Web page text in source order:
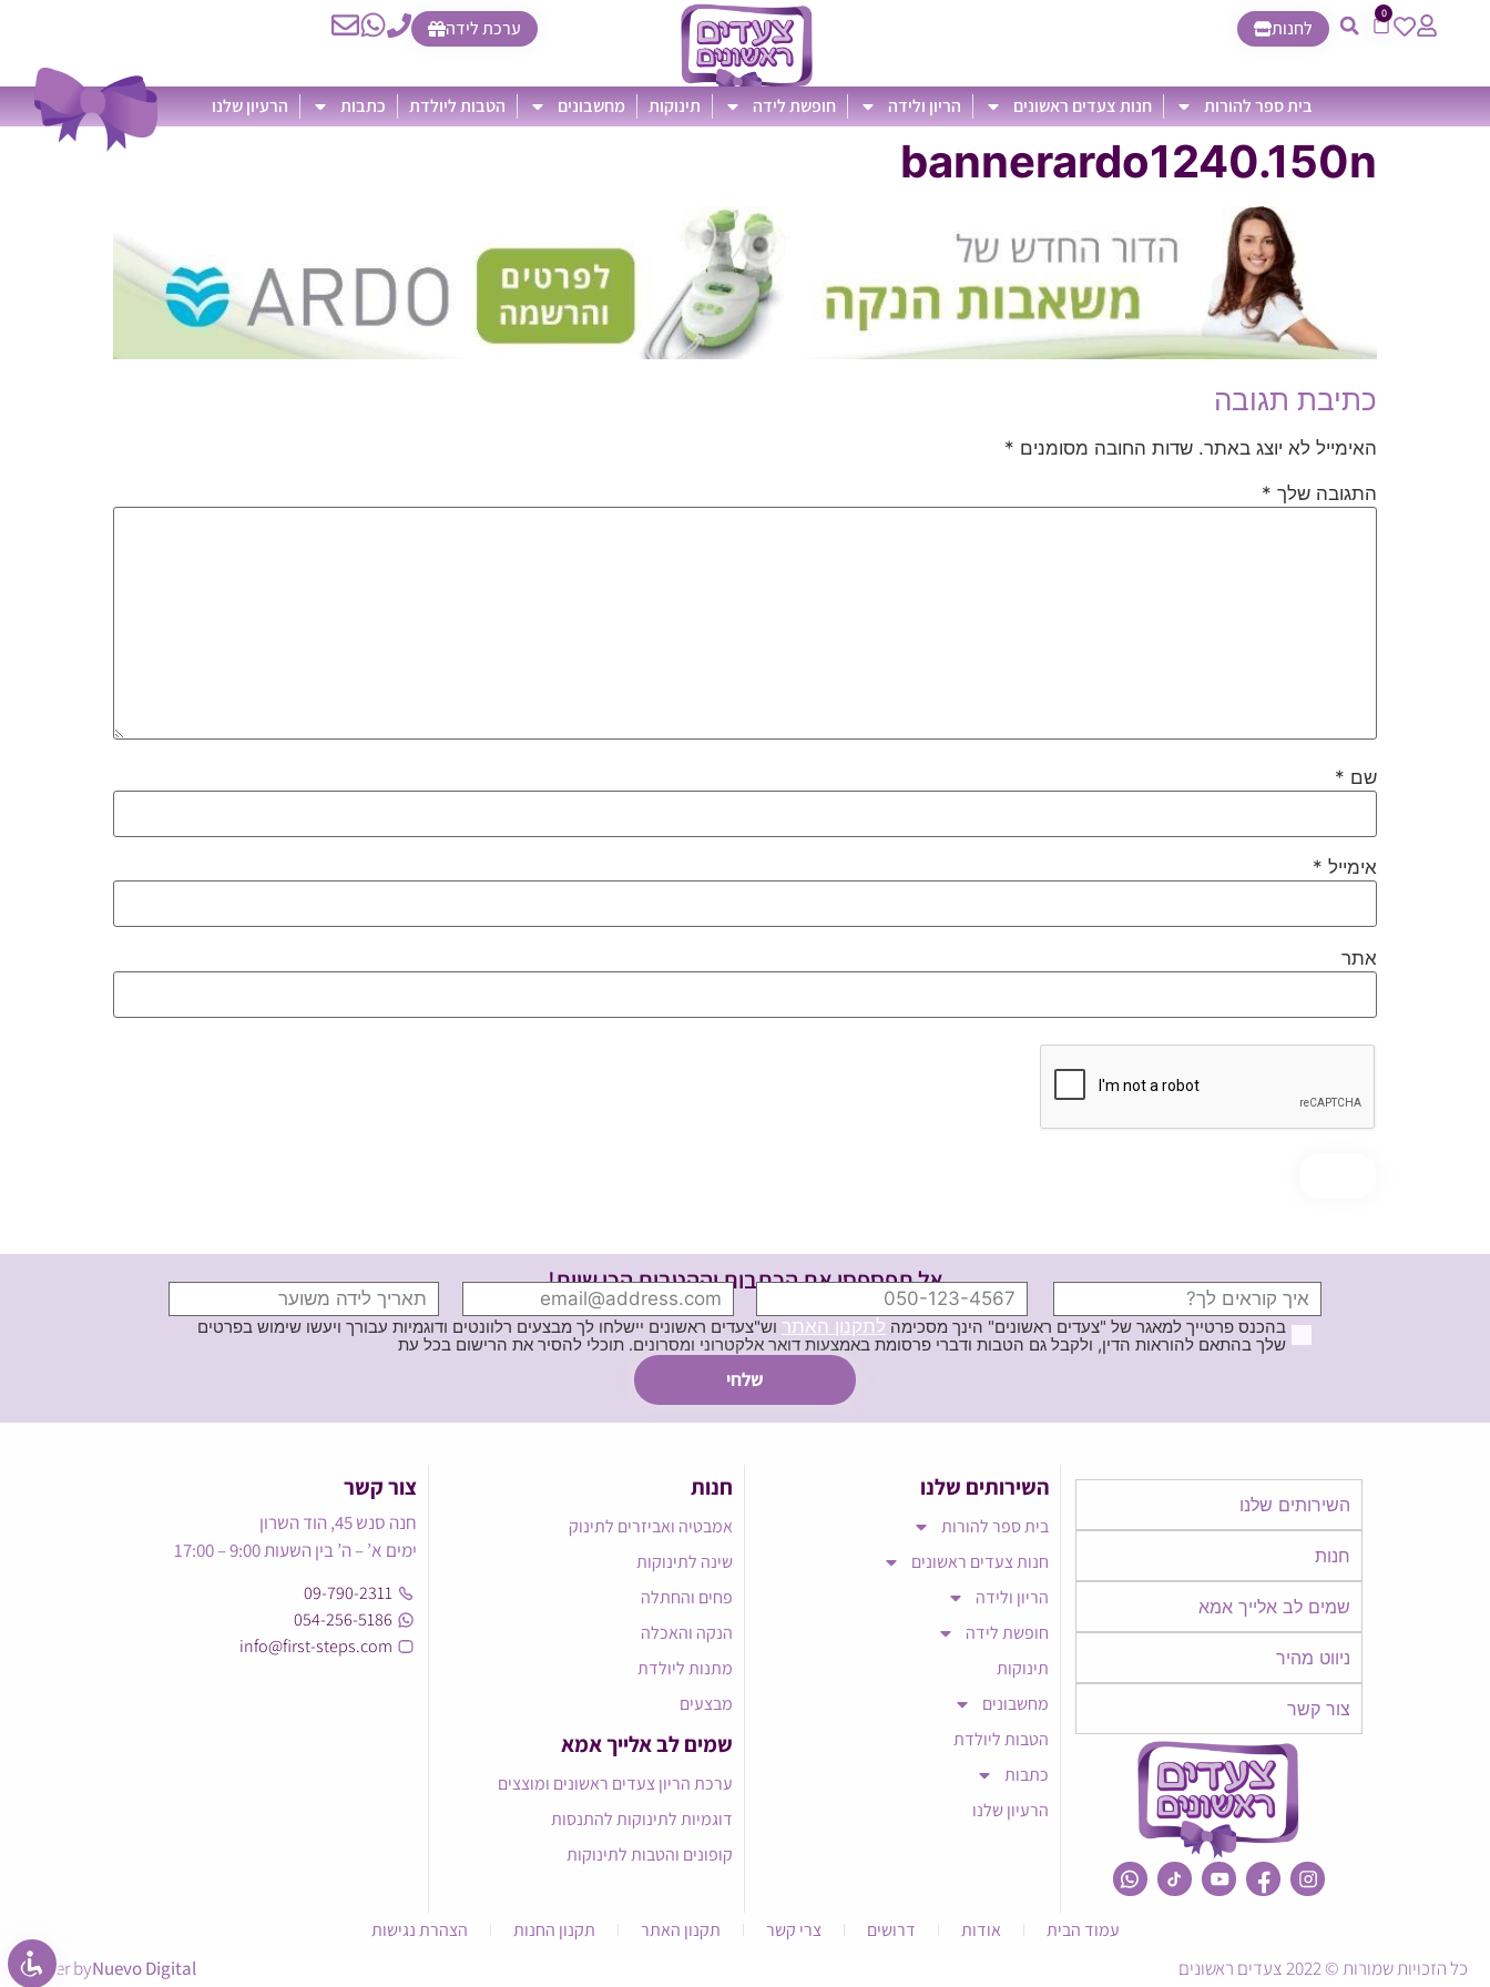
0
לחנות ערכת לידה
בית ספר להורות חנות צעדים ראשונים הריון ולידה חופשת לידה תינוקות מחשבונים הטבות ליולדת כתבות הרעיון שלנו
bannerardo1240.150n
כתיבת תגובה
האימייל לא יוצג באתר. שדות החובה מסומנים *
התגובה שלך *
שם *
אימייל *
אתר
אל תפספסי את הכתבות וההטבות הכי שוות!
בהכנס פרטייך למאגר של "צעדים ראשונים" הינך מסכימה לתקנון האתר וש"צעדים ראשונים יישלחו לך מבצעים רלוונטים ודוגמיות עבורך ויעשו שימוש בפרטים
שלך בהתאם להוראות הדין, ולקבל גם הטבות ודברי פרסומת באמצעות דואר אלקטרוני ומסרונים. תוכלי להסיר את הרישום בכל עת
השירותים שלנו
חנות
שמים לב אלייך אמא​​
ניווט מהיר
צור קשר
השירותים שלנו
בית ספר להורות
חנות צעדים ראשונים
הריון ולידה
חופשת לידה
תינוקות
מחשבונים
הטבות ליולדת
כתבות
הרעיון שלנו
חנות
אמבטיה ואביזרים לתינוק
שינה לתינוקות
פחים והחתלה
הנקה והאכלה
מתנות ליולדת
מבצעים
שמים לב אלייך אמא​
ערכת הריון צעדים ראשונים ומוצצים
דוגמיות לתינוקות להתנסות
קופונים והטבות לתינוקות
צור קשר
חנה סנש 45, הוד השרון
ימים א’ – ה’ בין השעות 9:00 – 17:00
09-790-2311
054-256-5186
info@first-steps.com
עמוד הבית אודות דרושים צרי קשר תקנון האתר תקנון החנות הצהרת נגישות
כל הזכויות שמורות © 2022 צעדים ראשונים power byNuevo Digital